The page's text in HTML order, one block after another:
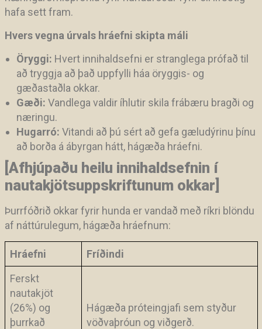
hafa sett fram.
Hvers vegna úrvals hráefni skipta máli
Öryggi: Hvert innihaldsefni er stranglega prófað til
að tryggja að það uppfylli háa öryggis- og
gæðastaðla okkar.
Gæði: Vandlega valdir íhlutir skila frábæru bragði og
næringu.
Hugarró: Vitandi að þú sért að gefa gæludýrinu þínu
að borða á ábyrgan hátt, hágæða hráefni.
[Afhjúpaðu heilu innihaldsefnin í
nautakjötsuppskriftunum okkar]
Þurrfóðrið okkar fyrir hunda er vandað með ríkri blöndu
af náttúrulegum, hágæða hráefnum:
Hráefni
Fríðindi
Ferskt
nautakjöt
(26%) og
þurrkað
Hágæða próteingjafi sem styður
vöðvaþróun og viðgerð.